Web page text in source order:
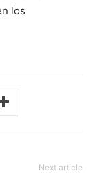
los
Next article